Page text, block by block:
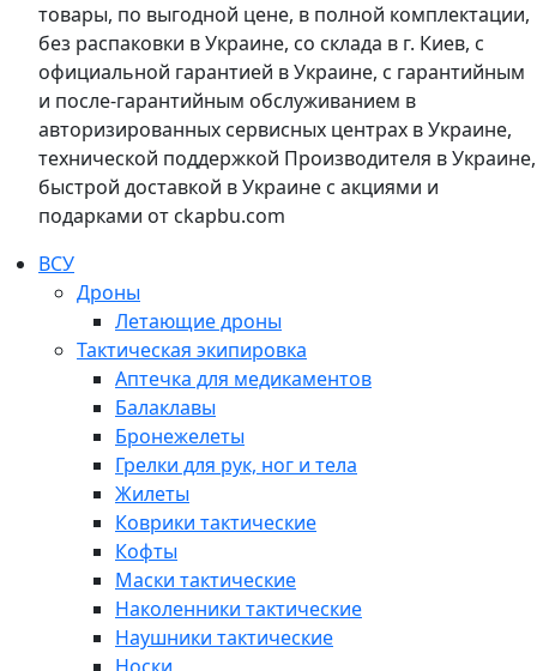
товары, по выгодной цене, в полной комплектации,
без распаковки в Украине, со склада в г. Киев, с
официальной гарантией в Украине, с гарантийным
и после-гарантийным обслуживанием в
авторизированных сервисных центрах в Украине,
технической поддержкой Производителя в Украине,
быстрой доставкой в Украине с акциями и
подарками от ckapbu.com
ВСУ
Дроны
Летающие дроны
Тактическая экипировка
Аптечка для медикаментов
Балаклавы
Бронежелеты
Грелки для рук, ног и тела
Жилеты
Коврики тактические
Кофты
Маски тактические
Наколенники тактические
Наушники тактические